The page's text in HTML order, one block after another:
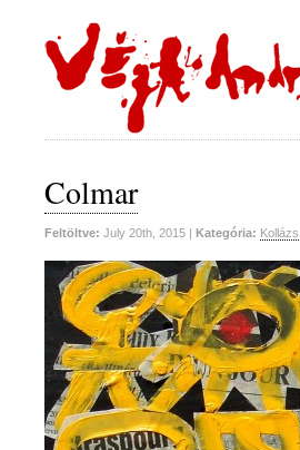
Colmar
Feltöltve: July 20th, 2015 | Kategória: Kollázs